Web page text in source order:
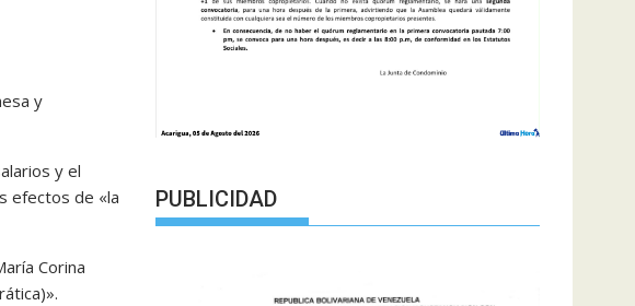
y
y el
efectos de «la
Corina
PUBLICIDAD